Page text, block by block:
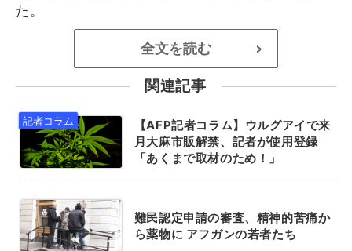
た。
全文を読む >
関連記事
【AFP記者コラム】ウルグアイで来
月大麻市販解禁、記者が使用登録
「あくまで取材のため！」
難民認定申請の審査、精神的苦痛か
ら薬物に アフガンの若者たち